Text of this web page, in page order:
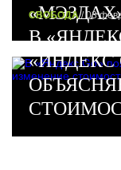
СВОБОДА/ 03
В
«ИНДЕКС